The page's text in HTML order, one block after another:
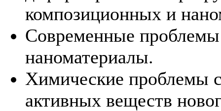
композиционных и
Современные
наноматериалы.
Химические проблемы
активных веществ